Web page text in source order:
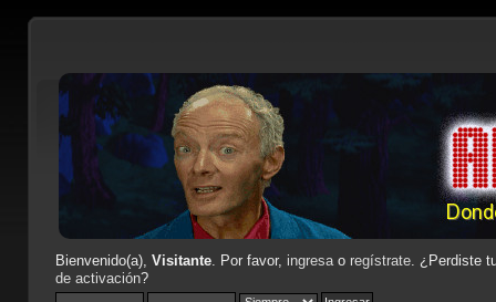
Bienvenido(a), Visitante. Por favor, ingresao regístrate. ¿Perdiste
de activación?